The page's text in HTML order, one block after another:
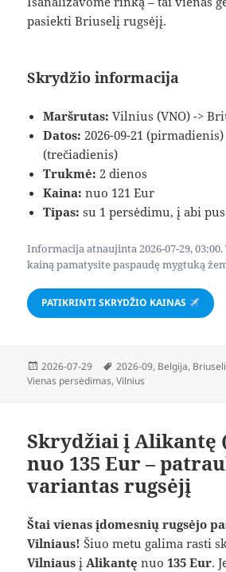
pasiekti Briuselį rugsėjį.
Skrydžio informacija
Maršrutas: Vilnius (VNO) ->
Datos: 2026-09-21 (pirmadienis)
(trečiadienis)
Trukmė: 2 dienos
Kaina: nuo 121 Eur
Tipas: su 1 persėdimu, į abi
Informacija atnaujinta 2026-07-29,
kainą pamatysite paspaudę mygtuką
PATIKRINTI SKRYDŽIO KAINAS
Paskelbta
2026-07-29 Žymos
2026-09, Belgija,
Vienas persėdimas,Vilnius
Skrydžiai į Alikantę
nuo 135 Eur –
variantas rugsėjį
Štai vienas įdomesnių rugsėjo
Vilniaus! Šiuo metu galima rasti
Vilniaus įAlikantę nuo135 Eur.